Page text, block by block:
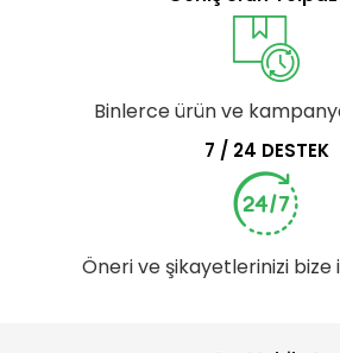
Binlerce ürün ve
7 / 24 DESTEK
Öneri ve şikayetlerinizi bize